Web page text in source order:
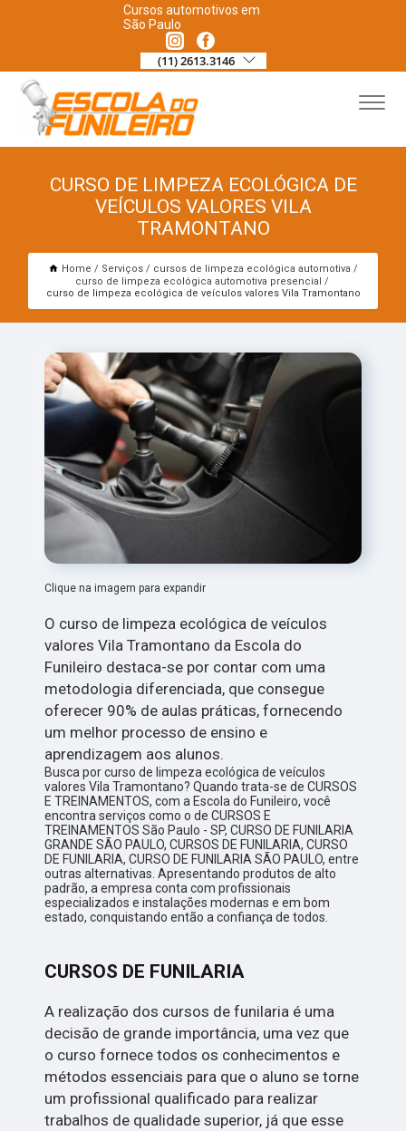
Cursos automotivos em
São Paulo
(11) 2613.3146
CURSO DE LIMPEZA ECOLÓGICA DE
VEÍCULOS VALORES VILA
TRAMONTANO
Home Serviços
cursos de limpeza ecológica automotiva
curso de limpeza ecológica automotiva presencial
curso de limpeza ecológica de veículos valores Vila Tramontano
Clique na imagem para expandir
O curso de limpeza ecológica de veículos
valores Vila Tramontano da Escola do
Funileiro destaca-se por contar com uma
metodologia diferenciada, que consegue
oferecer 90% de aulas práticas, fornecendo
um melhor processo de ensino e
aprendizagem aos alunos.
Busca por curso de limpeza ecológica de veículos
valores Vila Tramontano? Quando trata-se de CURSOS
E TREINAMENTOS, com a Escola do Funileiro, você
encontra serviços como o de CURSOS E
TREINAMENTOS São Paulo - SP, CURSO DE FUNILARIA
GRANDE SÃO PAULO, CURSOS DE FUNILARIA, CURSO
DE FUNILARIA, CURSO DE FUNILARIA SÃO PAULO, entre
outras alternativas. Apresentando produtos de alto
padrão, a empresa conta com profissionais
especializados e instalações modernas e em bom
estado, conquistando então a confiança de todos.
CURSOS DE FUNILARIA
A realização dos cursos de funilaria é uma
decisão de grande importância, uma vez que
o curso fornece todos os conhecimentos e
métodos essenciais para que o aluno se torne
um profissional qualificado para realizar
trabalhos de qualidade superior, já que esse